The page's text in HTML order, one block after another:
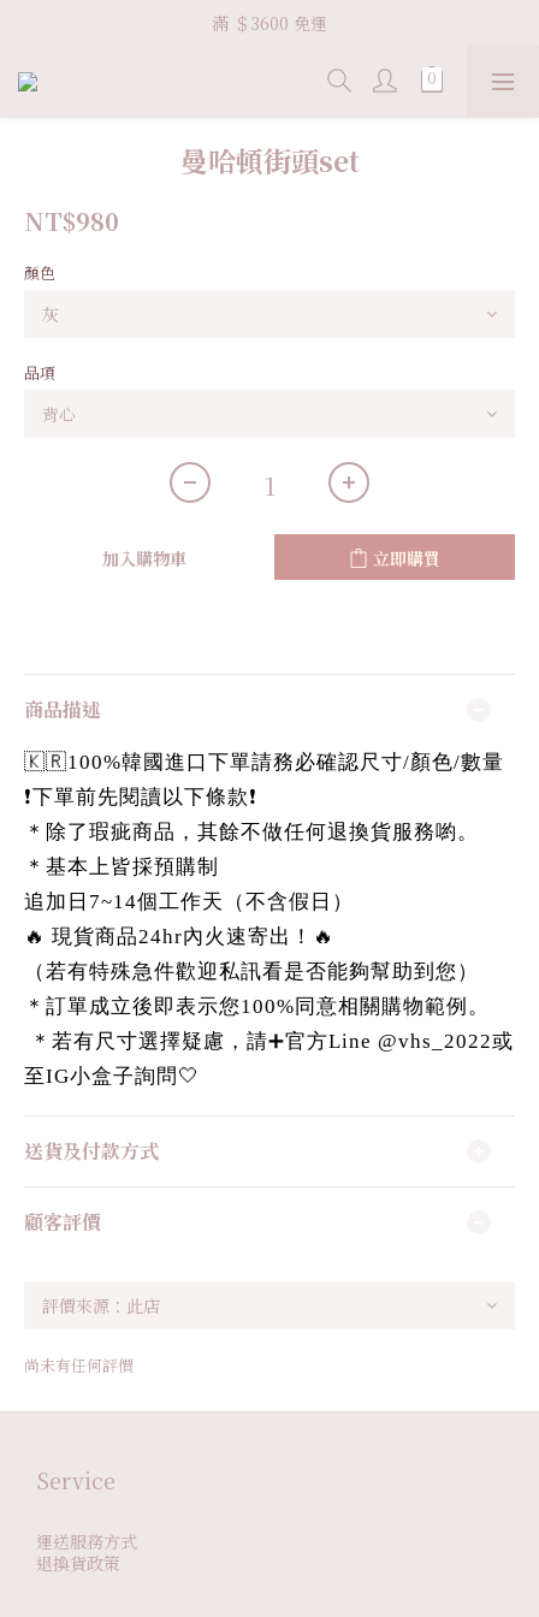
Welcome VHS.co
滿 ＄3600 免運
Welcome VHS.co
曼哈頓街頭set
NT$980
顏色
品項
加入購物車 立即購買
商品描述
🇰🇷100%韓國進口下單請務必確認尺寸/顏色/數量
❗️下單前先閱讀以下條款❗️
＊除了瑕疵商品，其餘不做任何退換貨服務喲。
＊基本上皆採預購制
追加日7~14個工作天（不含假日）
🔥 現貨商品24hr內火速寄出！🔥
（若有特殊急件歡迎私訊看是否能夠幫助到您）
＊訂單成立後即表示您100%同意相關購物範例。
＊若有尺寸選擇疑慮，請➕官方Line @vhs_2022或
至IG小盒子詢問🤍
送貨及付款方式
顧客評價
尚未有任何評價
Service
運送服務方式
退換貨政策